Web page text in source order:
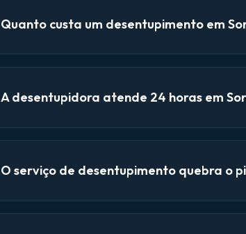
Quanto custa um desentupimento em
A desentupidora atende 24 horas em
O serviço de desentupimento quebra o